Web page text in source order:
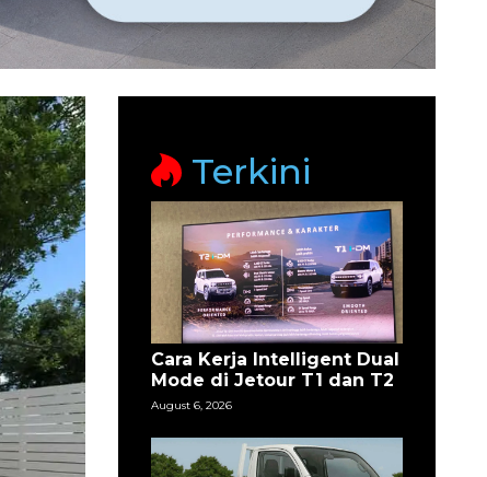
Terkini
Cara Kerja Intelligent Dual
Mode di Jetour T1 dan T2
August 6, 2026